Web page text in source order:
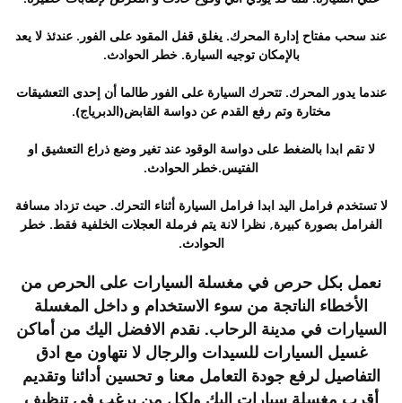
عند سحب مفتاح إدارة المحرك. يغلق قفل المقود على الفور. عندئذ لا يعد
بالإمكان توجيه السيارة. خطر الحوادث.
عندما يدور المحرك. تتحرك السيارة على الفور طالما أن إحدى التعشيقات
مختارة وتم رفع القدم عن دواسة القابض(الدبرياج).
لا تقم ابدا بالضغط على دواسة الوقود عند تغير وضع ذراع التعشيق او
الفتيس.خطر الحوادث.
لا تستخدم فرامل اليد ابدا فرامل السيارة أثناء التحرك. حيث تزداد مسافة
الفرامل بصورة كبيرة, نظرا لانة يتم فرملة العجلات الخلفية فقط. خطر
الحوادث.
نعمل بكل حرص في مغسلة السيارات على الحرص من
الأخطاء الناتجة من سوء الاستخدام و داخل المغسلة
السيارات في مدينة الرحاب. نقدم الافضل اليك من أماكن
غسيل السيارات للسيدات والرجال لا نتهاون مع ادق
التفاصيل لرفع جودة التعامل معنا و تحسين أدائنا وتقديم
أقرب مغسلة سيارات اليك ولكل من يرغب في تنظيف